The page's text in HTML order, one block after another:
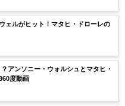
ェルがヒット！マタヒ・ドローレの
アンソニー・ウォルシュとマタヒ・
度動画